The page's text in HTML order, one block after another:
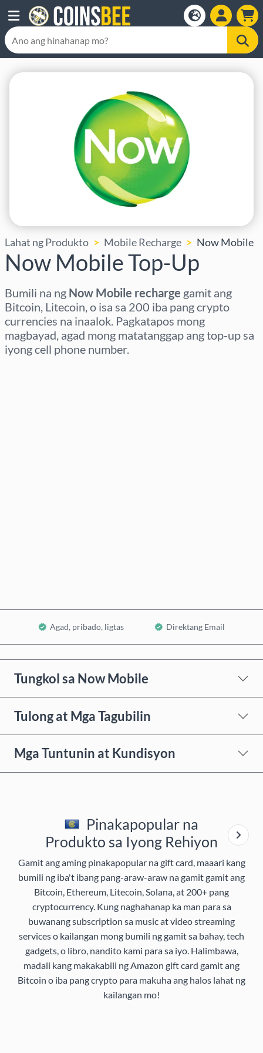
Lahat ng Produkto Mobile Recharge Now Mobile
Now Mobile Top-Up
Bumili na ng Now Mobile recharge gamit ang
Bitcoin, Litecoin, o isa sa 200 iba pang crypto
currencies na inaalok. Pagkatapos mong
magbayad, agad mong matatanggap ang top-up sa
iyong cell phone number.
Agad, pribado, ligtas Direktang Email
Tungkol sa Now Mobile
Tulong at Mga Tagubilin
Mga Tuntunin at Kundisyon
Pinakapopular na
Produkto sa Iyong Rehiyon
Gamit ang aming pinakapopular na gift card, maaari kang
bumili ng iba't ibang pang-araw-araw na gamit gamit ang
Bitcoin, Ethereum, Litecoin, Solana, at 200+ pang
cryptocurrency. Kung naghahanap ka man para sa
buwanang subscription sa music at video streaming
services o kailangan mong bumili ng gamit sa bahay, tech
gadgets, o libro, nandito kami para sa iyo. Halimbawa,
madali kang makakabili ng Amazon gift card gamit ang
Bitcoin o iba pang crypto para makuha ang halos lahat ng
kailangan mo!